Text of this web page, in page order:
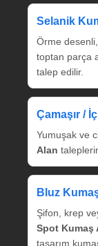
Selanik
Örme
toptan parça
talep edilir.
Çamaşır /
Yumuşak ve
Alan
Bluz
Şifon, krep
Spot Kumaş
tasarım